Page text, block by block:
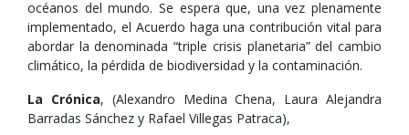
océanos del mundo. Se espera que, una vez plenamente
implementado, el Acuerdo haga una contribución vital para
abordar la denominada “triple crisis planetaria” del cambio
climático, la pérdida de biodiversidad y la contaminación.
La Crónica, (Alexandro Medina Chena, Laura Alejandra
Barradas Sánchez y Rafael Villegas Patraca),